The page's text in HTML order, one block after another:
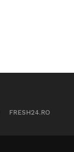
FRESH24.RO